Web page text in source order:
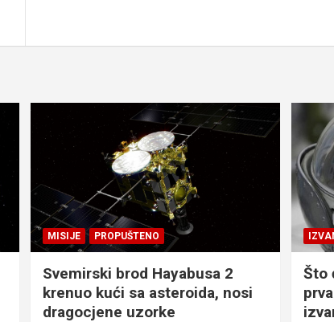
MISIJE PROPUŠTENO
Svemirski brod Hayabusa 2
krenuo kući sa asteroida, nosi
dragocjene uzorke
Što